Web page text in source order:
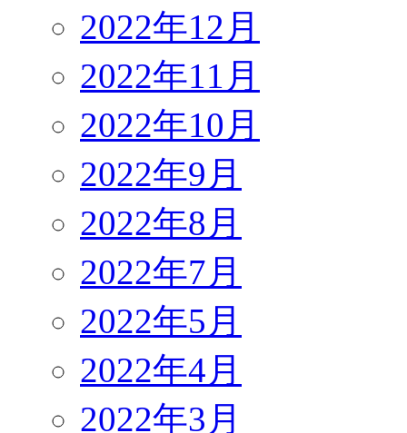
2022年12月
2022年11月
2022年10月
2022年9月
2022年8月
2022年7月
2022年5月
2022年4月
2022年3月